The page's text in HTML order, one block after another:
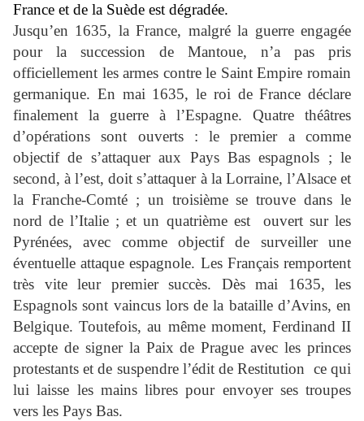
France et de la Suède est dégradée.
Jusqu’en 1635, la France, malgré la guerre engagée
pour la succession de Mantoue, n’a pas pris
officiellement les armes contre le Saint Empire romain
germanique. En mai 1635, le roi de France déclare
finalement la guerre à l’Espagne. Quatre théâtres
d’opérations sont ouverts : le premier a comme
objectif de s’attaquer aux Pays Bas espagnols ; le
second, à l’est, doit s’attaquer à la Lorraine, l’Alsace et
la Franche-Comté ; un troisième se trouve dans le
nord de l’Italie ; et un quatrième est
ouvert sur les
Pyrénées, avec comme objectif de surveiller une
éventuelle attaque espagnole. Les Français remportent
très vite leur premier succès. Dès mai 1635, les
Espagnols sont vaincus lors de la bataille d’Avins, en
Belgique. Toutefois, au même moment, Ferdinand II
accepte de signer la Paix de Prague avec les princes
protestants et de suspendre l’édit de Restitution ce qui
lui laisse les mains libres pour envoyer ses troupes
vers les Pays Bas.